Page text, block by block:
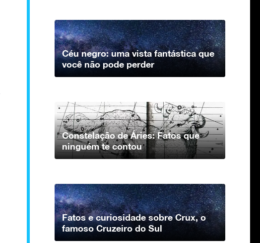
Céu negro: uma vista fantástica que
você não pode perder
Constelação de Áries: Fatos que
ninguém te contou
Fatos e curiosidade sobre Crux, o
famoso Cruzeiro do Sul